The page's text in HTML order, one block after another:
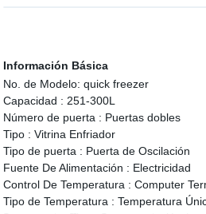
Información Básica
No. de Modelo: quick freezer
Capacidad : 251-300L
Número de puerta : Puertas dobles
Tipo : Vitrina Enfriador
Tipo de puerta : Puerta de Oscilación
Fuente De Alimentación : Electricidad
Control De Temperatura : Computer
Tipo de Temperatura : Temperatura